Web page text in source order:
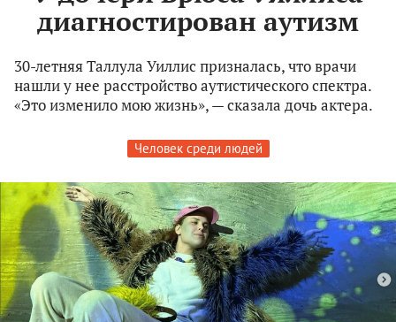
диагностирован аутизм
30-летняя Таллула Уиллис призналась, что врачи
нашли у нее расстройство аутистического спектра.
«Это изменило мою жизнь», — сказала дочь актера.
Человек среди людей